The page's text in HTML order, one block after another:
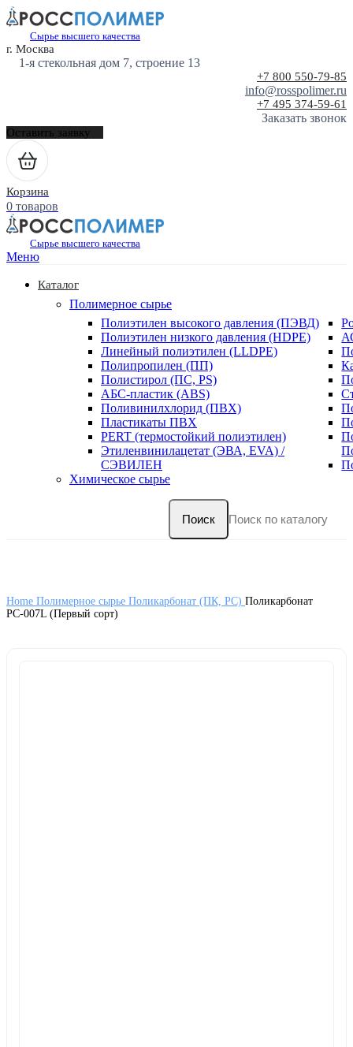
Сырье высшего качества
г. Москва
1-я стекольная дом 7, строение 13
+7 800 550-79-85
info@rosspolimer.ru
+7 495 374-59-61
Заказать звонок
Оставить заявку
Корзина
0 товаров
Сырье высшего качества
Меню
Каталог
Полимерное сырье
Полиэтилен высокого давления (ПЭВД)
Полиэтилен низкого давления (HDPE)
Линейный полиэтилен (LLDPE)
Полипропилен (ПП)
Полистирол (ПС, PS)
АБС-пластик (ABS)
Поливинилхлорид (ПВХ)
Пластикаты ПВХ
PERT (термостойкий полиэтилен)
Этиленвинилацетат (ЭВА, EVA) /
СЭВИЛЕН
Химическое сырье
Поиск
Home Полимерное сырье Поликарбонат (ПК, PC) Поликарбонат
РС-007L (Первый сорт)